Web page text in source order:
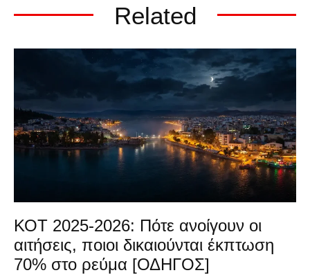
Related
ΚΟΤ 2025-2026: Πότε ανοίγουν οι
αιτήσεις, ποιοι δικαιούνται έκπτωση
70% στο ρεύμα [ΟΔΗΓΟΣ]